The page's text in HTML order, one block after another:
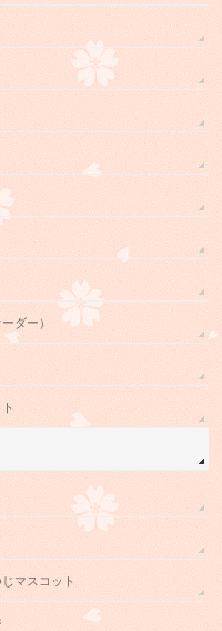
ダー）
マスコット